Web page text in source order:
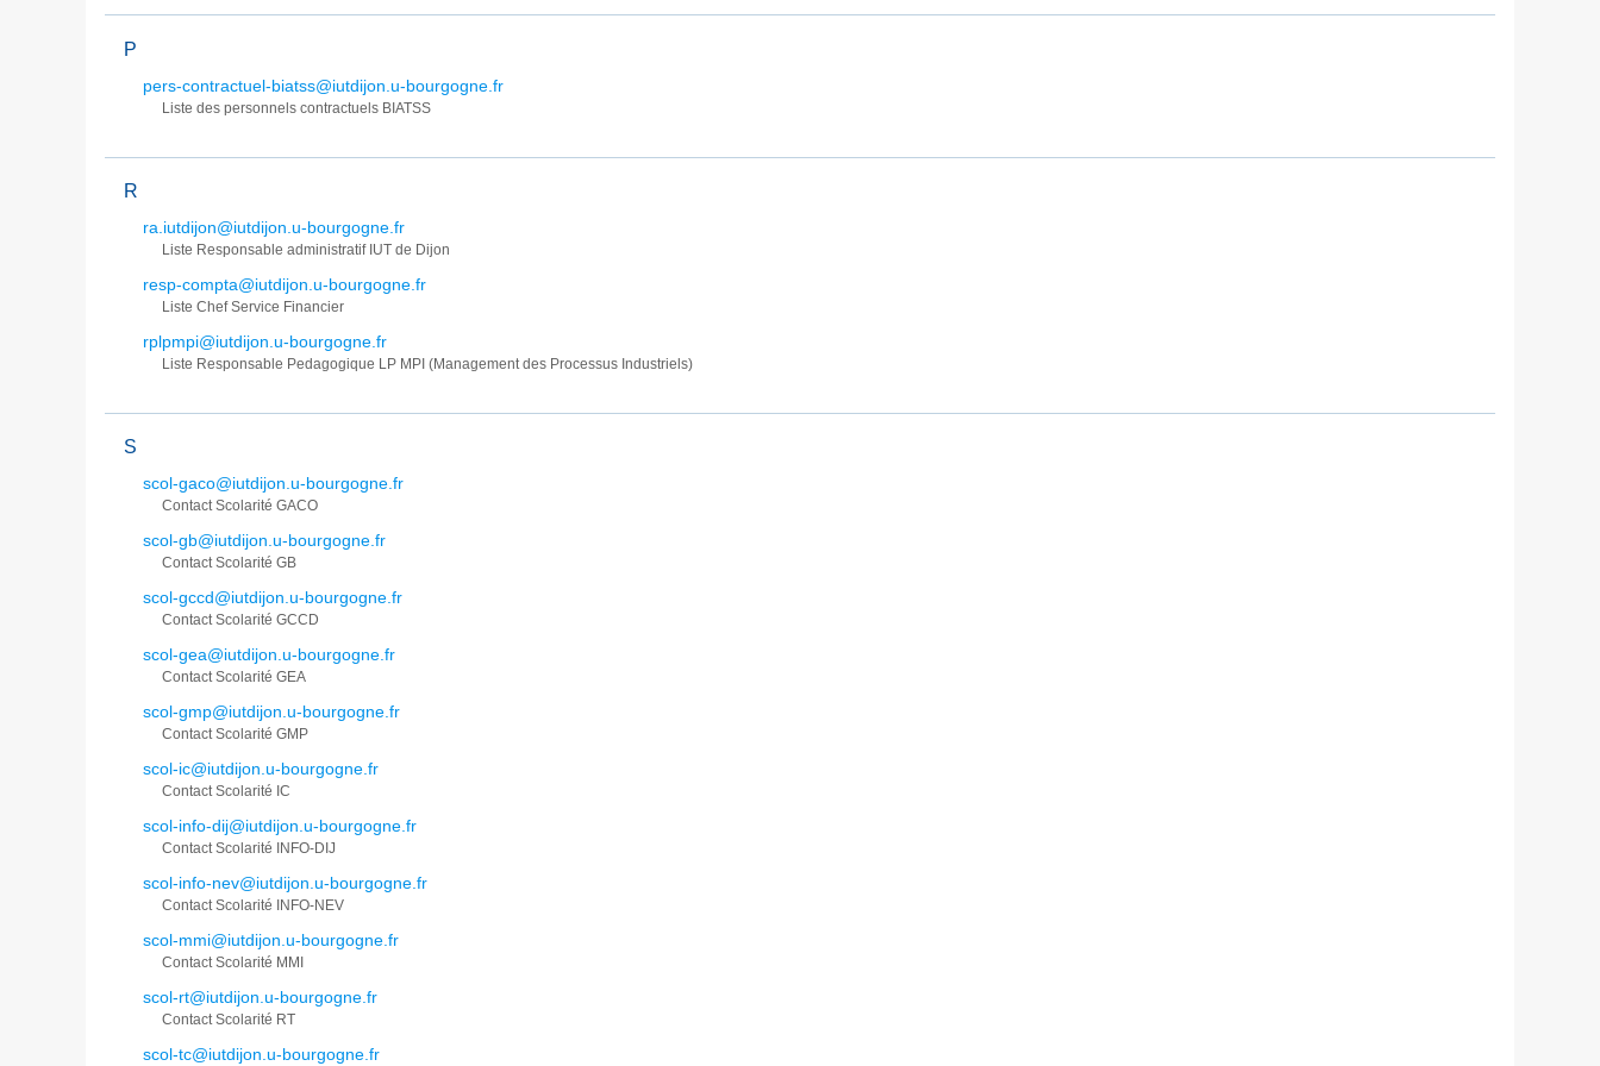
P
pers-contractuel-biatss@iutdijon.u-bourgogne.fr
Liste des personnels contractuels BIATSS
R
ra.iutdijon@iutdijon.u-bourgogne.fr
Liste Responsable administratif IUT de Dijon
resp-compta@iutdijon.u-bourgogne.fr
Liste Chef Service Financier
rplpmpi@iutdijon.u-bourgogne.fr
Liste Responsable Pedagogique LP MPI (Management des Processus Industriels)
S
scol-gaco@iutdijon.u-bourgogne.fr
Contact Scolarité GACO
scol-gb@iutdijon.u-bourgogne.fr
Contact Scolarité GB
scol-gccd@iutdijon.u-bourgogne.fr
Contact Scolarité GCCD
scol-gea@iutdijon.u-bourgogne.fr
Contact Scolarité GEA
scol-gmp@iutdijon.u-bourgogne.fr
Contact Scolarité GMP
scol-ic@iutdijon.u-bourgogne.fr
Contact Scolarité IC
scol-info-dij@iutdijon.u-bourgogne.fr
Contact Scolarité INFO-DIJ
scol-info-nev@iutdijon.u-bourgogne.fr
Contact Scolarité INFO-NEV
scol-mmi@iutdijon.u-bourgogne.fr
Contact Scolarité MMI
scol-rt@iutdijon.u-bourgogne.fr
Contact Scolarité RT
scol-tc@iutdijon.u-bourgogne.fr